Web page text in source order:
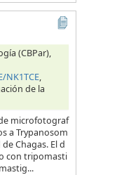
(CBPar),
NK1TCE,
de la
microfotograf
a Trypanosom
Chagas. El d
con tripomasti